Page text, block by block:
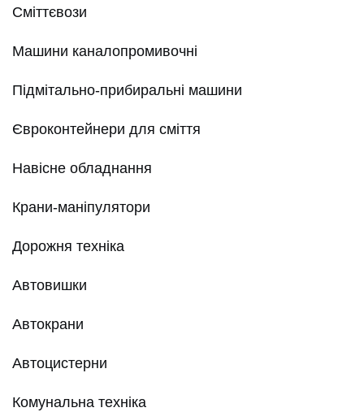
Сміттєвози
Машини каналопромивочні
Підмітально-прибиральні машини
Євроконтейнери для сміття
Навісне обладнання
Крани-маніпулятори
Дорожня техніка
Автовишки
Автокрани
Автоцистерни
Комунальна техніка